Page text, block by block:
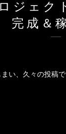
ジェク
完成＆
い、久々の投稿